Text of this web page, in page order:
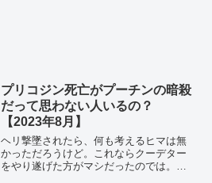
プリコジン死亡がプーチンの暗殺
だって思わない人いるの？
【2023年8月】
ヘリ撃墜されたら、何も考えるヒマは無
かっただろうけど。これならクーデター
をやり遂げた方がマシだったのでは。